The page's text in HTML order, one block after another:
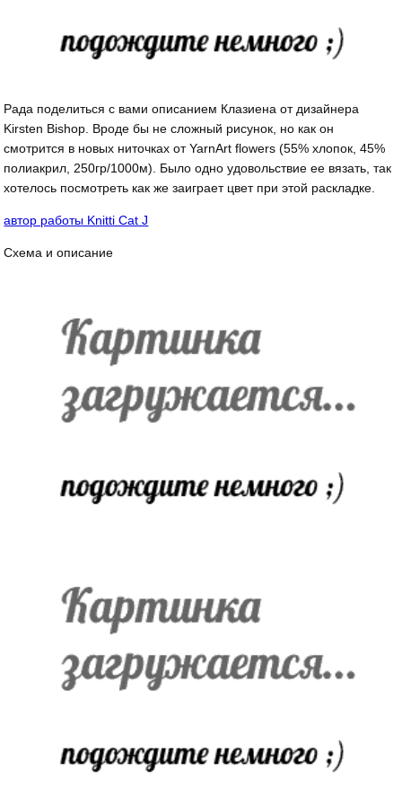
Рада поделиться с вами описанием Клазиена от дизайнера
Kirsten Bishop. Вроде бы не сложный рисунок, но как он
смотрится в новых ниточках от YarnArt flowers (55% хлопок, 45%
полиакрил, 250гр/1000м). Было одно удовольствие ее вязать, так
хотелось посмотреть как же заиграет цвет при этой раскладке.
автор работы Knitti Cat J
Схема и описание